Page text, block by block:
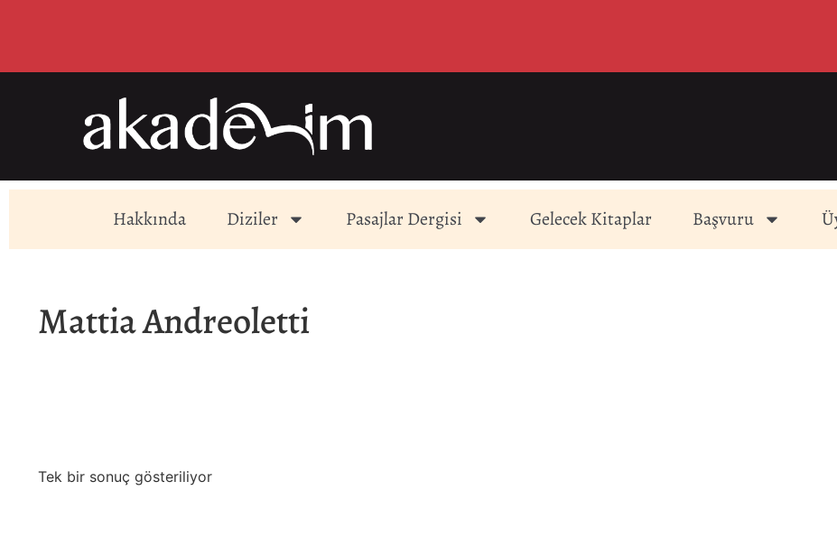
Hakkında Diziler Pasajlar Dergisi Gelecek Kitaplar Başvuru
Mattia Andreoletti
Tek bir sonuç gösteriliyor